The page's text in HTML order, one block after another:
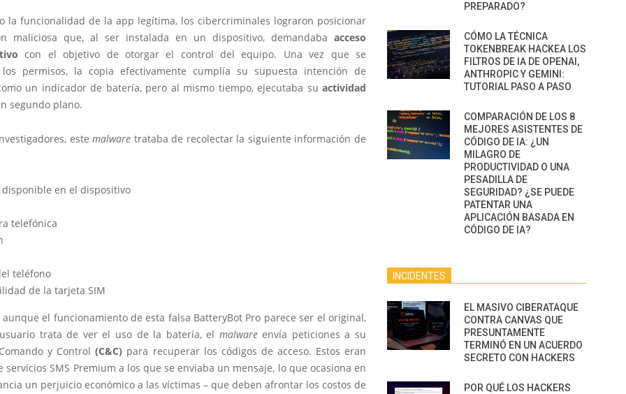
la funcionalidad de la app legítima, los cibercriminales lograron posicionar
maliciosa que, al ser instalada en un dispositivo, demandaba acceso
con el objetivo de otorgar el control del equipo. Una vez que se
los permisos, la copia efectivamente cumplía su supuesta intención de
un indicador de batería, pero al mismo tiempo, ejecutaba su actividad
segundo plano.
estemalware trataba de recolectar la siguiente información de
en el dispositivo
telefónica
teléfono
de la tarjeta SIM
aunque el funcionamiento de esta falsa BatteryBot Pro parece ser el original,
trata de ver el uso de la batería, el malwareenvía peticiones a su
y Control (C&C) para recuperar los códigos de acceso. Estos eran
servicios SMS Premium a los que se enviaba un mensaje, lo que ocasiona en
un perjuicio económico a las víctimas – que deben afrontar los costos de
PREPARADO?
CÓMO LA TÉCNICA
TOKENBREAK HACKEA LOS
FILTROS DE IA DE OPENAI,
ANTHROPIC Y GEMINI:
TUTORIAL PASO A PASO
COMPARACIÓN DE LOS 8
MEJORES ASISTENTES DE
CÓDIGO DE IA: ¿UN
MILAGRO DE
PRODUCTIVIDAD O UNA
PESADILLA DE
SEGURIDAD? ¿SE PUEDE
PATENTAR UNA
APLICACIÓN BASADA EN
CÓDIGO DE IA?
INCIDENTES
EL MASIVO CIBERATAQUE
CONTRA CANVAS QUE
PRESUNTAMENTE
TERMINÓ EN UN ACUERDO
SECRETO CON HACKERS
POR QUÉ LOS HACKERS